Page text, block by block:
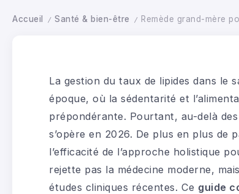
Accueil / Santé & bien-être / Remède grand-mère
La gestion du taux de lipides dans le
époque, où la sédentarité et
prépondérante. Pourtant, au-delà
s’opère en 2026. De plus en plus de
l’efficacité de l’approche holistique
rejette pas la médecine moderne,
études cliniques récentes. Ce guide